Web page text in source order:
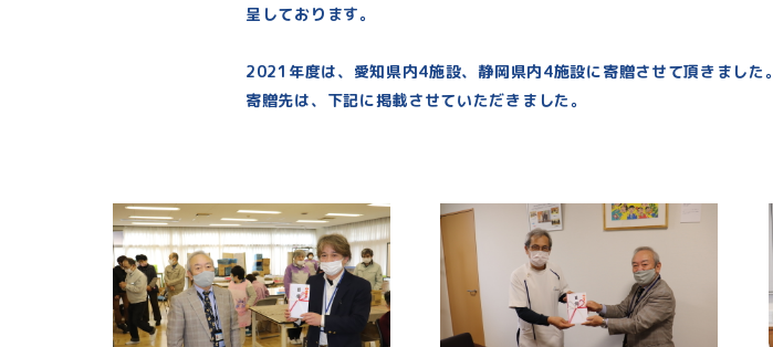
呈しております。
2021年度は、愛知県内4施設、静岡県内4施設に寄贈させて頂きました。
寄贈先は、下記に掲載させていただきました。